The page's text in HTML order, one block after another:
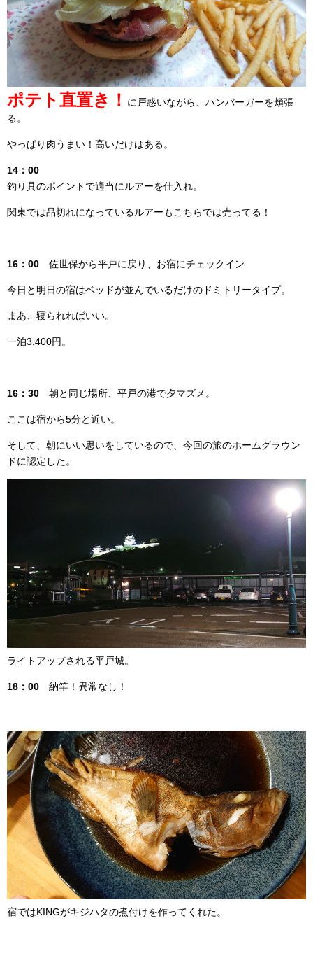
ポテト直置き！
に戸惑いながら、ハンバーガーを頬張
る。
やっぱり肉うまい！高いだけはある。
14：00
釣り具のポイントで適当にルアーを仕入れ。
関東では品切れになっているルアーもこちらでは売ってる！
16：00 佐世保から平戸に戻り、お宿にチェックイン
今日と明日の宿はベッドが並んでいるだけのドミトリータイプ。
まあ、寝られればいい。
一泊3,400円。
16：30 朝と同じ場所、平戸の港で夕マズメ。
ここは宿から5分と近い。
そして、朝にいい思いをしているので、今回の旅のホームグラウン
ドに認定した。
ライトアップされる平戸城。
18：00 納竿！異常なし！
宿ではKINGがキジハタの煮付けを作ってくれた。